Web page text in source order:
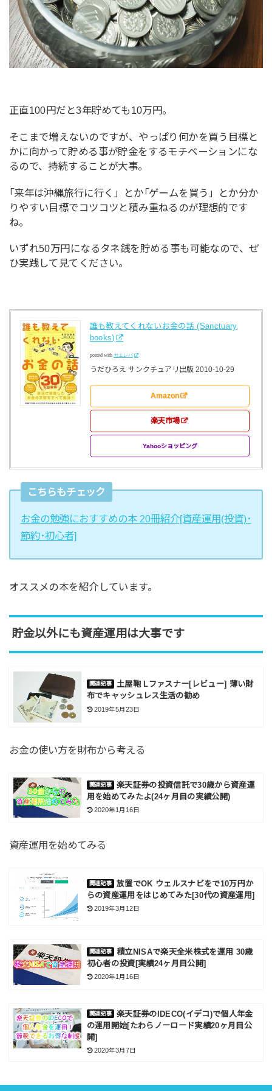
正直100円だと3年貯めても10万円。
そこまで増えないのですが、やっぱり何かを買う目標と
かに向かって貯める事が貯金をするモチベーションにな
るので、持続することが大事。
｢来年は沖縄旅行に行く」とか｢ゲームを買う」とか分か
りやすい目標でコツコツと積み重ねるのが理想的です
ね。
いずれ50万円になるタネ銭を貯める事も可能なので、ぜ
ひ実践して見てください。
誰も教えてくれないお金の話 (Sanctuary
books)
posted with カエレバ
うだひろえ サンクチュアリ出版 2010-10-29
Amazon
楽天市場
Yahooショッピング
こちらもチェック
お金の勉強におすすめの本 20冊紹介[資産運用(投資)･
節約･初心者]
オススメの本を紹介しています。
貯金以外にも資産運用は大事です
土屋鞄 Lファスナー[レビュー] 薄い財
布でキャッシュレス生活の勧め
2019年5月23日
お金の使い方を財布から考える
楽天証券の投資信託で30歳から資産運
用を始めてみたよ(24ヶ月目の実績公開)
2020年1月16日
資産運用を始めてみる
放置でOK ウェルスナビをで10万円か
らの資産運用をはじめてみた[30代の資産運用]
2019年3月12日
積立NISAで楽天全米株式を運用 30歳
初心者の投資[実績24ヶ月目公開]
2020年1月16日
楽天証券のIDECO(イデコ)で個人年金
の運用開始[たわらノーロード実績20ヶ月目公
開]
2020年3月7日